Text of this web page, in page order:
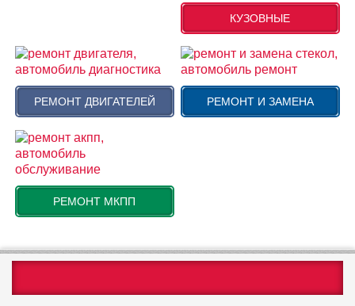
КУЗОВНЫЕ
РЕМОНТ ДВИГАТЕЛЕЙ РЕМОНТ И ЗАМЕНА
РЕМОНТ МКПП